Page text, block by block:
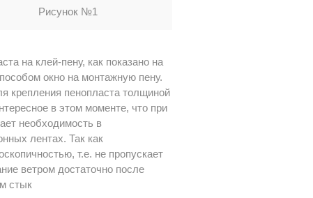
Рисунок №1
на клей-пену, как показано на
окно на монтажную пену.
крепления пенопласта толщиной
в этом моменте, что при
необходимость в
лентах. Так как
т.е. не пропускает
ветром достаточно после
стык